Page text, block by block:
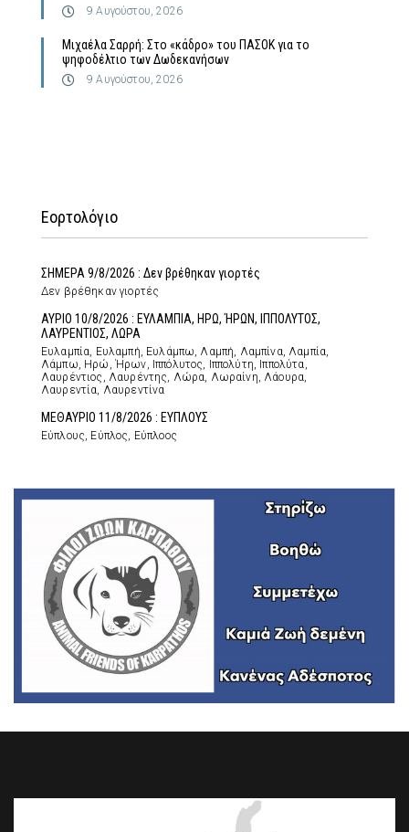
9 Αυγούστου, 2026
Μιχαέλα Σαρρή: Στο «κάδρο» του ΠΑΣΟΚ για το
ψηφοδέλτιο των Δωδεκανήσων
9 Αυγούστου, 2026
Εορτολόγιο
ΣΗΜΕΡΑ 9/8/2026 : Δεν βρέθηκαν γιορτές
Δεν βρέθηκαν γιορτές
ΑΥΡΙΟ 10/8/2026 : ΕΥΛΑΜΠΙΑ, ΗΡΩ, ΉΡΩΝ, ΙΠΠΟΛΥΤΟΣ,
ΛΑΥΡΕΝΤΙΟΣ, ΛΩΡΑ
Ευλαμπία, Ευλαμπή, Ευλάμπω, Λαμπή, Λαμπίνα, Λαμπία,
Λάμπω, Ηρώ, Ήρων, Ιππόλυτος, Ιππολύτη, Ιππολύτα,
Λαυρέντιος, Λαυρέντης, Λώρα, Λωραίνη, Λάουρα,
Λαυρεντία, Λαυρεντίνα
ΜΕΘΑΥΡΙΟ 11/8/2026 : ΕΥΠΛΟΥΣ
Εύπλους, Εύπλος, Εύπλοος